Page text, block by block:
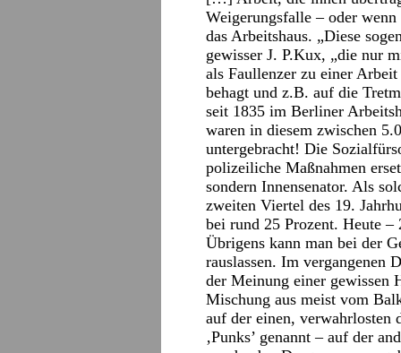
Weigerungsfalle – oder
das Arbeitshaus. „Diese
gewisser J. P.Kux, „die nur
als Faullenzer zu einer
behagt und z.B. auf die
seit 1835 im Berliner
waren in diesem zwischen
untergebracht! Die
polizeiliche Maßnahmen
sondern Innensenator. Als
zweiten Viertel des 19.
bei rund 25 Prozent. Heute
Übrigens kann man bei der
rauslassen. Im vergangenen
der Meinung einer gewissen
Mischung aus meist vom
auf der einen, verwahrlosten
‚Punks’ genannt – auf der